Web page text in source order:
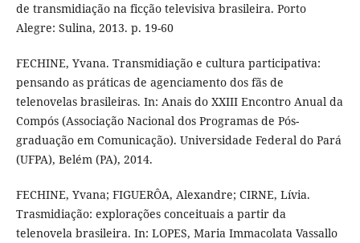
de transmidiação na ficção televisiva brasileira. Porto
Alegre: Sulina, 2013. p. 19-60
FECHINE, Yvana. Transmidiação e cultura participativa:
pensando as práticas de agenciamento dos fãs de
telenovelas brasileiras. In: Anais do XXIII Encontro Anual da
Compós (Associação Nacional dos Programas de Pós-
graduação em Comunicação). Universidade Federal do Pará
(UFPA), Belém (PA), 2014.
FECHINE, Yvana; FIGUERÔA, Alexandre; CIRNE, Lívia.
Trasmidiação: explorações conceituais a partir da
telenovela brasileira. In: LOPES, Maria Immacolata Vassallo